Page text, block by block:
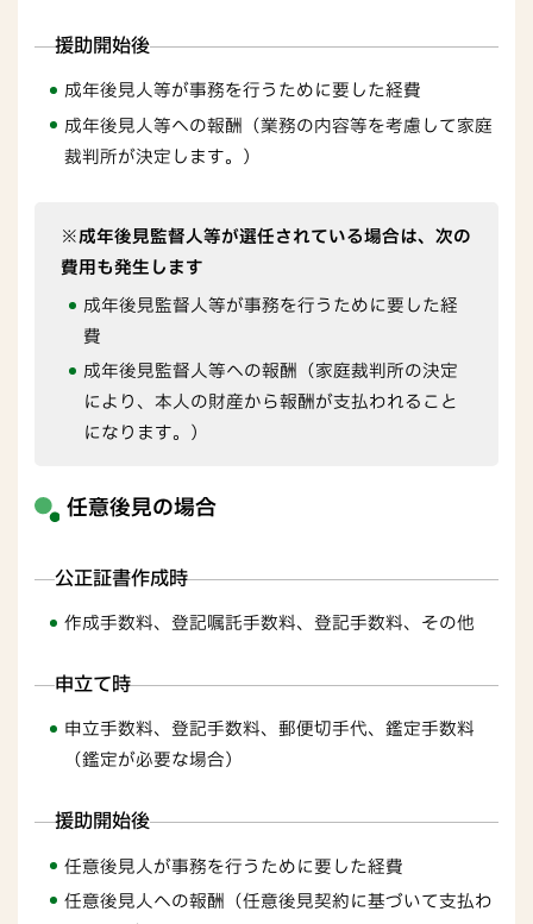
援助開始後
成年後見人等が事務を行うために要した経費
成年後見人等への報酬（業務の内容等を考慮して家庭
裁判所が決定します。）
※成年後見監督人等が選任されている場合は、次の
費用も発生します
成年後見監督人等が事務を行うために要した経
費
成年後見監督人等への報酬（家庭裁判所の決定
により、本人の財産から報酬が支払われること
になります。）
任意後見の場合
公正証書作成時
作成手数料、登記嘱託手数料、登記手数料、その他
申立て時
申立手数料、登記手数料、郵便切手代、鑑定手数料
（鑑定が必要な場合）
援助開始後
任意後見人が事務を行うために要した経費
任意後見人への報酬（任意後見契約に基づいて支払わ